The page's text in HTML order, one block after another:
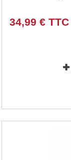
34,99 € TTC